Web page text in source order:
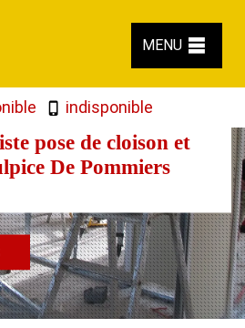
MENU
indisponible
pose de cloison et
De Pommiers